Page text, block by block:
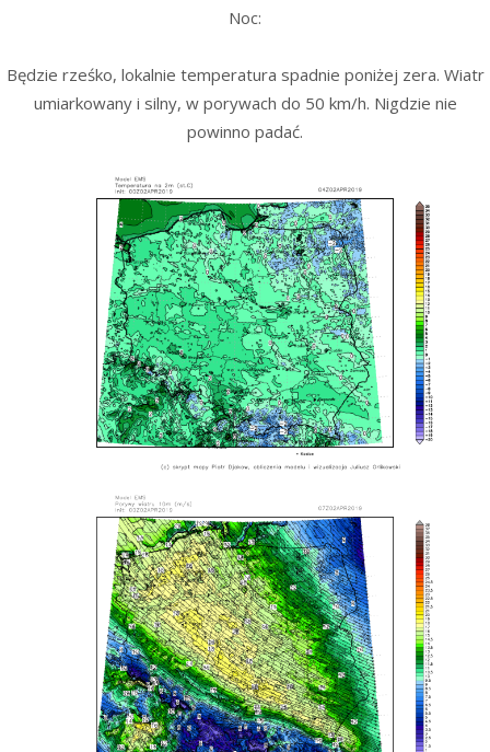
Noc:
Będzie rześko, lokalnie temperatura spadnie poniżej zera. Wiatr
umiarkowany i silny, w porywach do 50 km/h. Nigdzie nie
powinno padać.